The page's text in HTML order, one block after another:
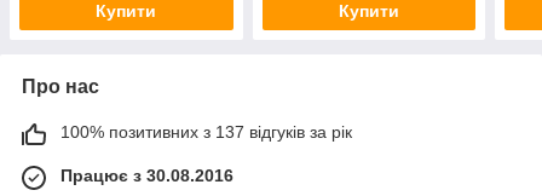
Купити Купити
Про нас
100% позитивних з 137 відгуків за рік
Працює з 30.08.2016